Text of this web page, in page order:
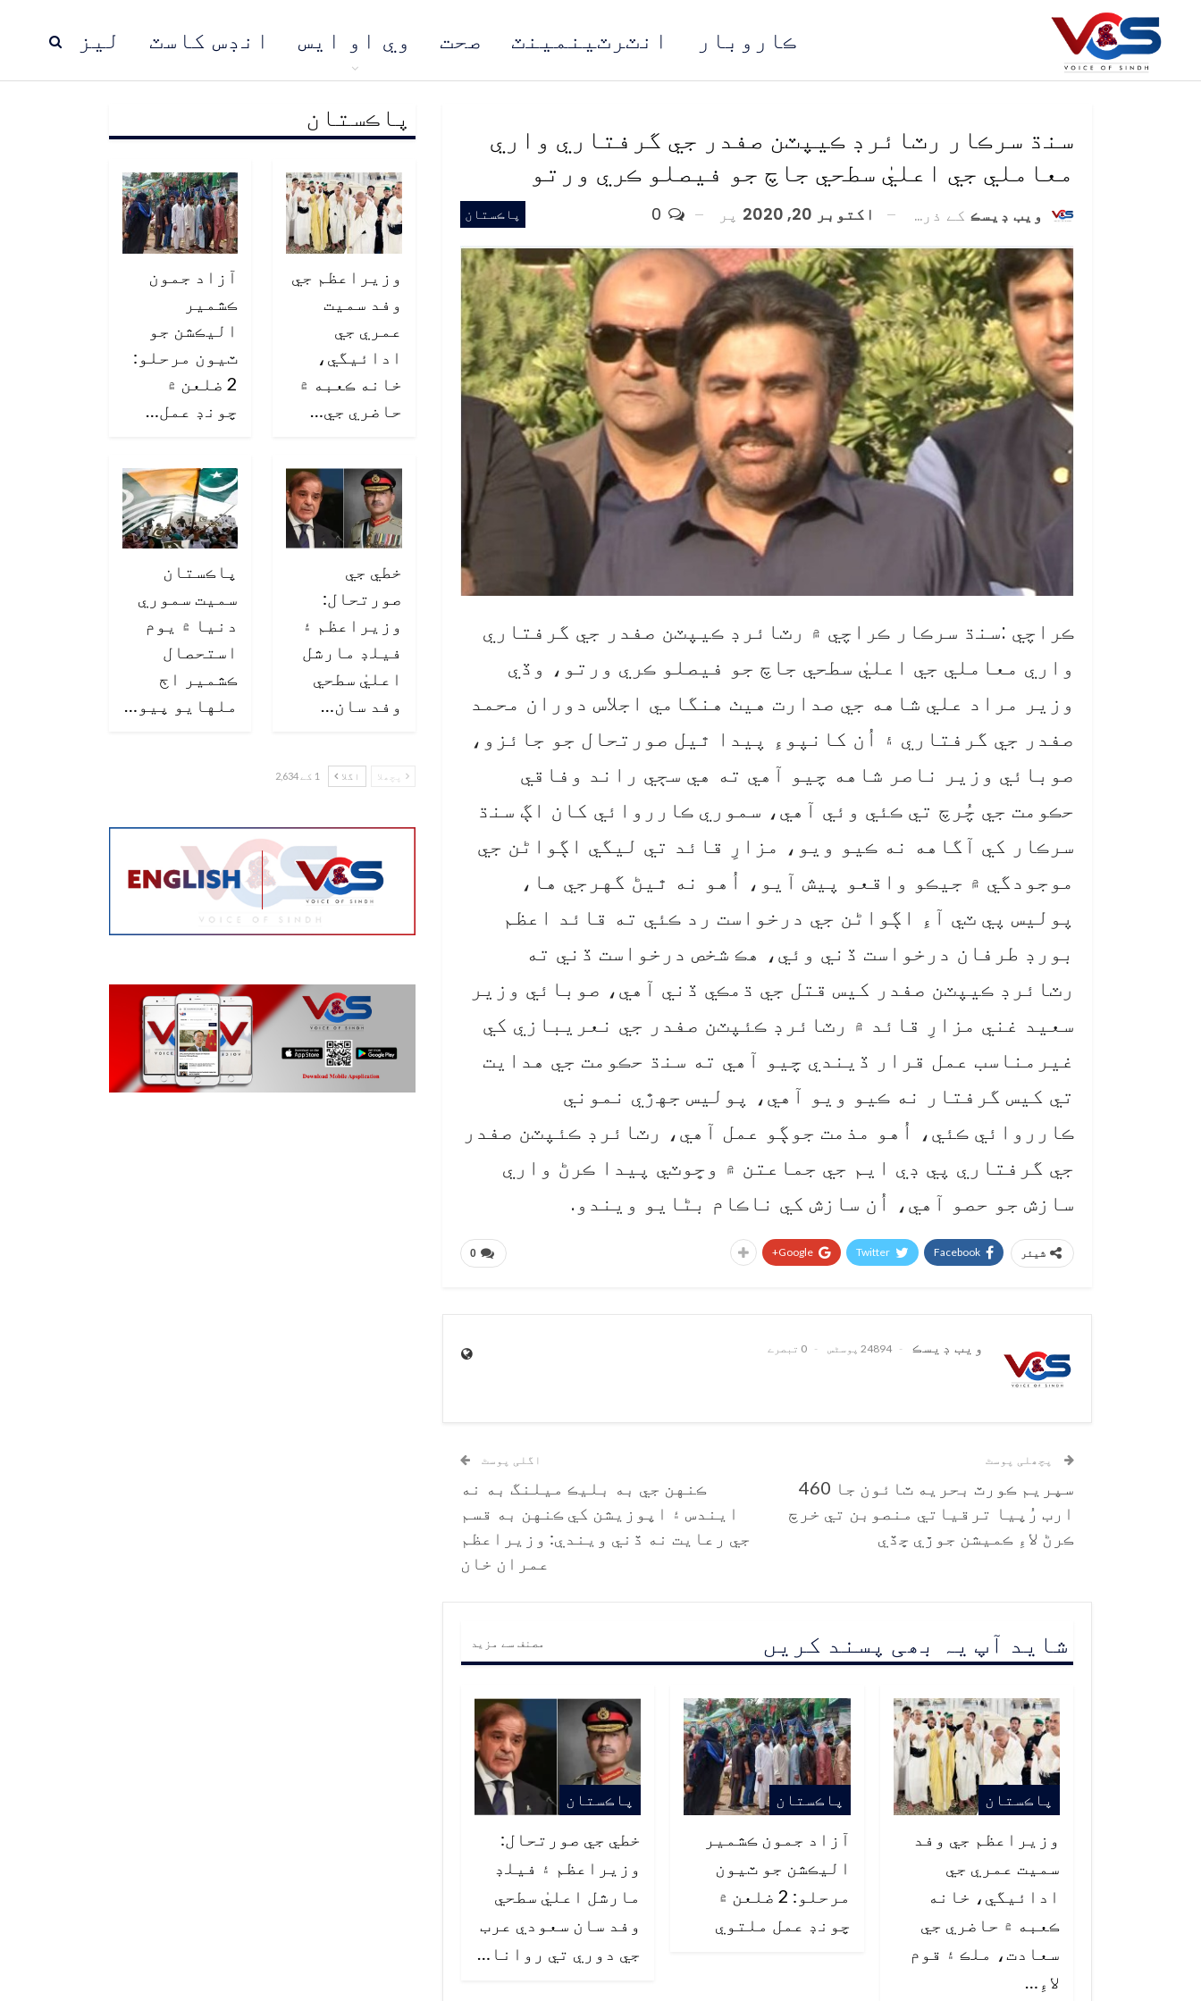
ليز انڊس کاسٽ وي او ايس صحت انٽرٽينمينٽ ڪاروبار
پاڪستان مُنڍ
سنڌ سرڪار رٽائرڊ ڪيپٽن صفدر جي گرفتاري واري
معاملي جي اعليٰ سطحي جاچ جو فيصلو ڪري ورتو
پاڪستان ويب ڊيسڪ کے ذریعہ اکتوبر 20, 2020 پر
ڪراچي :سنڌ سرڪار ڪراچي ۾ رٽائرڊ ڪيپٽن صفدر جي گرفتاري
واري معاملي جي اعليٰ سطحي جاچ جو فيصلو ڪري ورتو، وڏي
وزير مراد علي شاهه جي صدارت هيٺ هنگامي اجلاس دوران محمد
صفدر جي گرفتاري ۽ اُن کانپوءِ پيدا ٿيل صورتحال جو جائزو،
صوبائي وزير ناصر شاهه چيو آهي ته هي سڄي راند وفاقي
حڪومت جي چُرچ تي ڪئي وئي آهي، سموري ڪارروائي کان اڳ سنڌ
سرڪار کي آگاهه نه ڪيو ويو، مزارِ قائد تي ليگي اڳواڻن جي
موجودگي ۾ جيڪو واقعو پيش آيو، اُهو نه ٿيڻ گهرجي ها،
پوليس پي ٽي آءِ اڳواڻن جي درخواست رد ڪئي ته قائد اعظم
بورڊ طرفان درخواست ڏني وئي، هڪ شخص درخواست ڏني ته
رٽائرڊ ڪيپٽن صفدر کيس قتل جي ڌمڪي ڏني آهي، صوبائي وزير
سعيد غني مزارِ قائد ۾ رٽائرڊ ڪئپٽن صفدر جي نعريبازي کي
غيرمناسب عمل قرار ڏيندي چيو آهي ته سنڌ حڪومت جي هدايت
تي کيس گرفتار نه ڪيو ويو آهي، پوليس جهڙي نموني
ڪارروائي ڪئي، اُهو مذمت جوڳو عمل آهي، رٽائرڊ ڪئپٽن صفدر
جي گرفتاري پي ڊي ايم جي جماعتن ۾ وڇوٽي پيدا ڪرڻ واري
سازش جو حصو آهي، اُن سازش کي ناڪام بڻايو ويندو.
0 شیئر Facebook
Twitter
Google+
ويب ڊيسڪ 24894 پوسٹس 0 تبصرے
پچھلی پوسٹ
سپريم ڪورٽ بحريه ٽائون جا 460
ارب رُپيا ترقياتي منصوبن تي خرچ
ڪرڻ لاءِ ڪميشن جوڙي ڇڏي
اگلی پوسٹ
ڪنهن جي به بليڪ ميلنگ به نه
ايندس ۽ اپوزيشن کي ڪنهن به قسم
جي رعايت نه ڏني ويندي: وزيراعظم
عمران خان
شاید آپ یہ بھی پسند کریں مصنف سے مزید
پاڪستان
وزيراعظم جي وفد
سميت عمري جي
ادائيگي، خانه
ڪعبه ۾ حاضري جي
سعادت، ملڪ ۽ قوم
لاءِ…
پاڪستان
آزاد جمون ڪشمير
اليڪشن جو ٽيون
مرحلو: 2 ضلعن ۾
چونڊ عمل ملتوي
پاڪستان
خطي جي صورتحال:
وزيراعظم ۽ فيلڊ
مارشل اعليٰ سطحي
وفد سان سعودي عرب
جي دوري تي روانا…
پاڪستان
وزيراعظم جي
وفد سميت
عمري جي
ادائيگي،
خانه ڪعبه ۾
حاضري جي…
آزاد جمون
ڪشمير
اليڪشن جو
ٽيون مرحلو:
2 ضلعن ۾
چونڊ عمل…
خطي جي
صورتحال:
وزيراعظم ۽
فيلڊ مارشل
اعليٰ سطحي
وفد سان…
پاڪستان
سميت سموري
دنيا ۾ يوم
استحصال
ڪشمير اڄ
ملهايو پيو…
پچھلا اگلا 1 کے 2,634